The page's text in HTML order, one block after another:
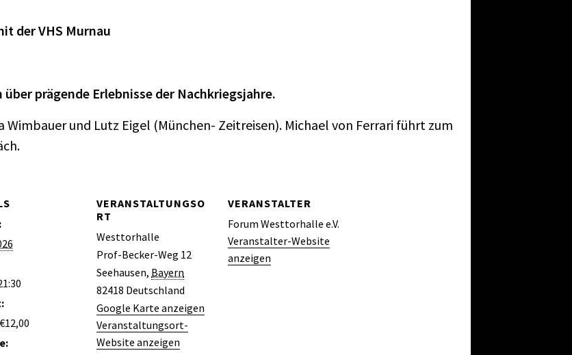
der VHS Murnau
prägende Erlebnisse der Nachkriegsjahre.
Wimbauer und Lutz Eigel (München- Zeitreisen). Michael von Ferrari führt zum
VERANSTALTUNGSO
RT
Westtorhalle
Prof-Becker-Weg 12
Seehausen, Bayern
82418 Deutschland
Google Karte anzeigen
Veranstaltungsort-
Website anzeigen
VERANSTALTER
Forum Westtorhalle e.V.
Veranstalter-Website
anzeigen